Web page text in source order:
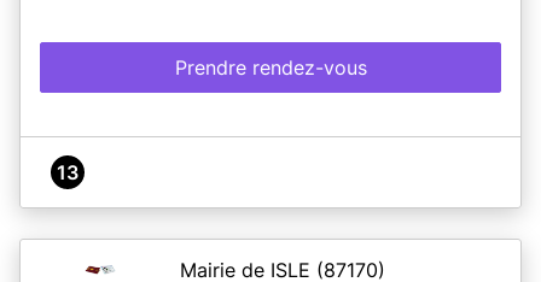
Prendre rendez-vous
13
Mairie de ISLE (87170)